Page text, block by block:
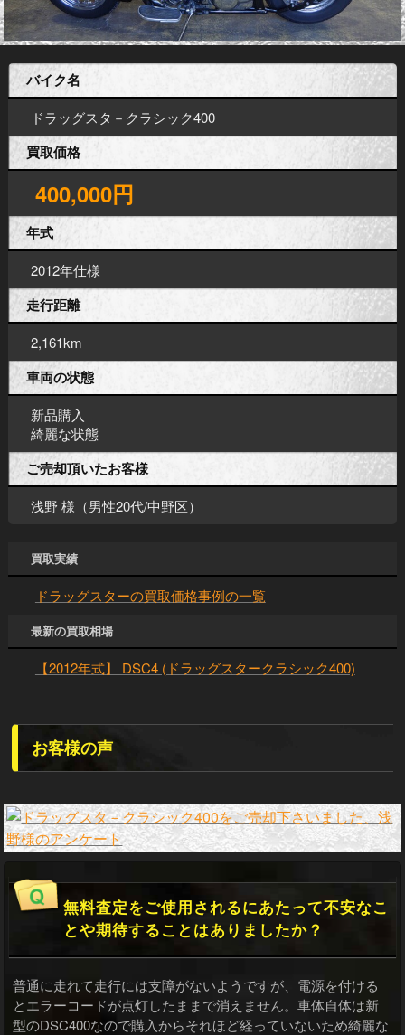
バイク名
ドラッグスタ－クラシック400
買取価格
400,000円
年式
2012年仕様
走行距離
2,161km
車両の状態
新品購入
綺麗な状態
ご売却頂いたお客様
浅野 様（男性20代/中野区）
買取実績
ドラッグスターの買取価格事例の一覧
最新の買取相場
【2012年式】 DSC4 (ドラッグスタークラシック400)
お客様の声
無料査定をご使用されるにあたって不安なこ
とや期待することはありましたか？
普通に走れて走行には支障がないようですが、電源を付ける
とエラーコードが点灯したままで消えません。車体自体は新
型のDSC400なので購入からそれほど経っていないため綺麗な